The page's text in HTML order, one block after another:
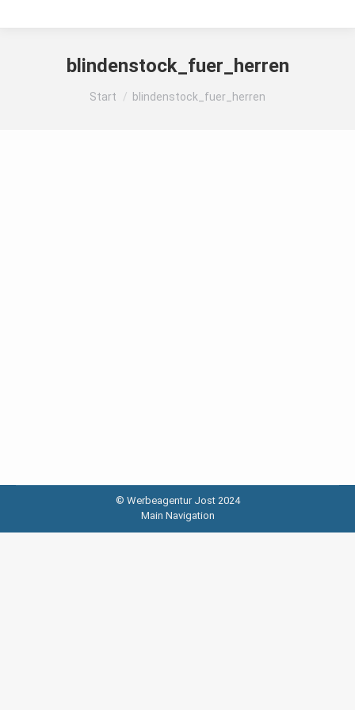
blindenstock_fuer_herren
Sie befinden sich hier:
Start blindenstock_fuer_herren
© Werbeagentur Jost 2024
Main Navigation